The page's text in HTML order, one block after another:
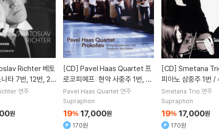
타 7번, 12번, 23
Piano
연주
원
[CD]
로코피예프: 현악 사중주 1번, 2
번, 두대의 바이올린을 위한 소나
타 (Prokofiev: String Quarte
t Nos.1,2, Sonata For Two Vi
olins)
Pavel Haas Quartet 연주
Supraphon
19% 17,000원
170원
[CD]
피아노 삼중주 1번 /
번
No.1 / Schubert:
No.2) 스메타나 트
Smetana Trio 연주
Supraphon
19% 17,000원
170원